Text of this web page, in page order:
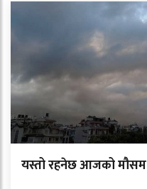
यस्तो रहनेछ आजको मौसम